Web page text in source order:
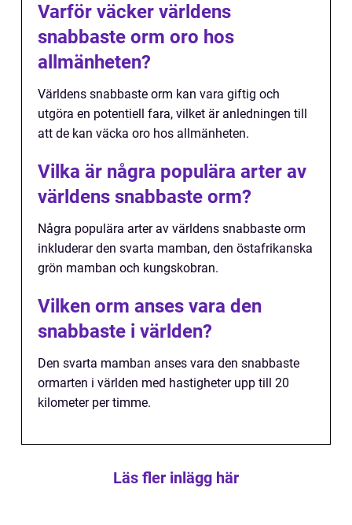
Varför väcker världens
snabbaste orm oro hos
allmänheten?
Världens snabbaste orm kan vara giftig och
utgöra en potentiell fara, vilket är anledningen till
att de kan väcka oro hos allmänheten.
Vilka är några populära arter av
världens snabbaste orm?
Några populära arter av världens snabbaste orm
inkluderar den svarta mamban, den östafrikanska
grön mamban och kungskobran.
Vilken orm anses vara den
snabbaste i världen?
Den svarta mamban anses vara den snabbaste
ormarten i världen med hastigheter upp till 20
kilometer per timme.
Läs fler inlägg här